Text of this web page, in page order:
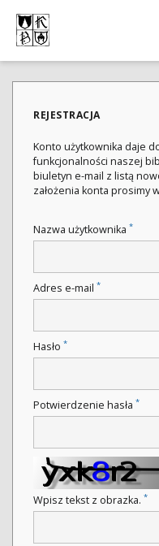
REJESTRACJA
Konto użytkownika daje
funkcjonalności naszej
biuletyn e-mail z listą
założenia konta prosimy
Nazwa użytkownika *
Adres e-mail *
Hasło *
Potwierdzenie hasła *
Wpisz tekst z obrazka. *